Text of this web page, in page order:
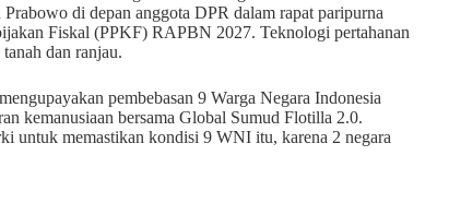
di depan anggota DPR dalam rapat paripurna
Fiskal (PPKF) RAPBN 2027. Teknologi pertahanan
dan ranjau.
pembebasan 9 Warga Negara Indonesia
kemanusiaan bersama Global Sumud Flotilla 2.0.
untuk memastikan kondisi 9 WNI itu, karena 2 negara